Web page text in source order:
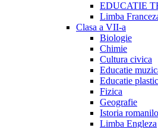
EDUCATIE
Limba
Clasa a VII-a
Biologie
Chimie
Cultura civica
Educatie
Educatie
Fizica
Geografie
Istoria
Limba Engleza